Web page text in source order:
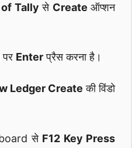
Tally से Create ऑप्शन
पर Enterप्रैस करना है।
Ledger Create की विंडो
से F12 Key Press